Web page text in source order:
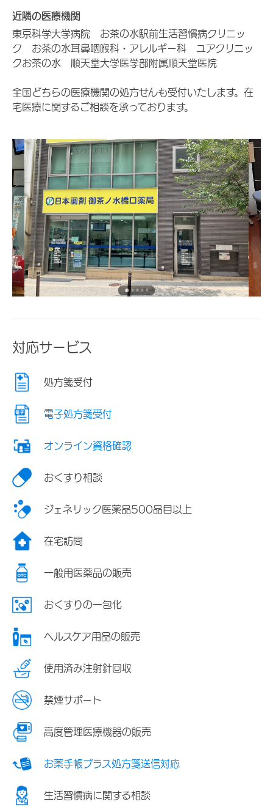
近隣の医療機関
東京科学大学病院 お茶の水駅前生活習慣病クリニッ
ク お茶の水耳鼻咽喉科・アレルギー科 ユアクリニッ
クお茶の水 順天堂大学医学部附属順天堂医院
全国どちらの医療機関の処方せんも受付いたします。在
宅医療に関するご相談を承っております。
対応サービス
処方箋受付
電子処方箋受付
オンライン資格確認
おくすり相談
ジェネリック医薬品500品目以上
在宅訪問
一般用医薬品の販売
おくすりの一包化
ヘルスケア用品の販売
使用済み注射針回収
禁煙サポート
高度管理医療機器の販売
お薬手帳プラス処方箋送信対応
生活習慣病に関する相談